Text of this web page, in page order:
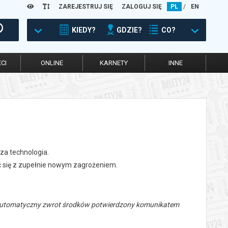
ZAREJESTRUJ SIĘ ZALOGUJ SIĘ PL / EN
KIEDY? GDZIE? CO?
ONLINE KARNETY INNE
technologia.
z zupełnie nowym zagrożeniem.
zwrot środków potwierdzony komunikatem